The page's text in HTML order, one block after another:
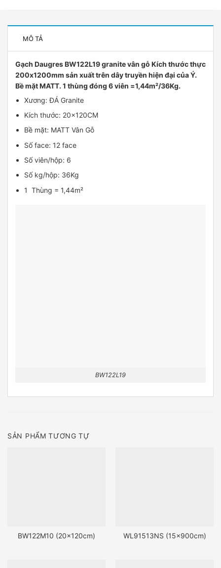
MÔ TẢ
Gạch Daugres BW122L19 granite vân gỗ Kích thước thực
200x1200mm sản xuất trên dây truyền hiện đại của Ý.
Bề mặt MATT. 1 thùng đóng 6 viên =1,44m²/36Kg.
Xương: ĐÁ Granite
Kích thước: 20x120CM
Bề mặt: MATT Vân Gỗ
Số face: 12 face
Số viên/hộp: 6
Số kg/hộp: 36Kg
1 Thùng = 1,44m²
BW122L19
SẢN PHẨM TƯƠNG TỰ
BW122M10 (20x120cm) WL91513NS (15x900cm)